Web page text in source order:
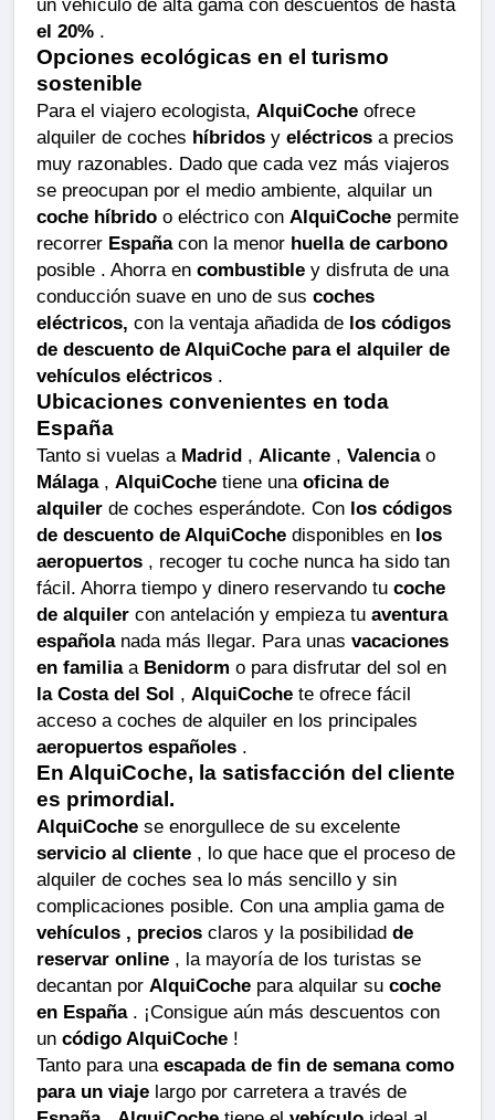
un vehículo de alta gama con descuentos de hasta
el 20% .
Opciones ecológicas en el turismo
sostenible
Para el viajero ecologista, AlquiCoche ofrece
alquiler de coches híbridos y eléctricos a precios
muy razonables. Dado que cada vez más viajeros
se preocupan por el medio ambiente, alquilar un
coche híbrido o eléctrico con AlquiCoche permite
recorrer Españacon la menor huella de carbono
posible . Ahorra en combustible y disfruta de una
conducción suave en uno de sus coches
eléctricos, con la ventaja añadida de los códigos
de descuento de AlquiCoche para el alquiler de
vehículos eléctricos .
Ubicaciones convenientes en toda
España
Tanto si vuelas a Madrid , Alicante , Valenciao
Málaga, AlquiCoche tiene una oficina de
alquiler de coches esperándote. Con los códigos
de descuento de AlquiCoche disponibles en los
aeropuertos , recoger tu coche nunca ha sido tan
fácil. Ahorra tiempo y dinero reservando tu coche
de alquiler con antelación y empieza tu aventura
españolanada más llegar. Para unas vacaciones
en familiaa Benidorm o para disfrutar del sol en
la Costa del Sol , AlquiCoche te ofrece fácil
acceso a coches de alquiler en los principales
aeropuertos españoles .
En AlquiCoche, la satisfacción del cliente
es primordial.
AlquiCoche se enorgullece de su excelente
servicio al cliente , lo que hace que el proceso de
alquiler de coches sea lo más sencillo y sin
complicaciones posible. Con una amplia gama de
vehículos , precios claros y la posibilidad de
reservar online , la mayoría de los turistas se
decantan por AlquiCoche para alquilar su coche
en España. ¡Consigue aún más descuentos con
un código AlquiCoche !
Tanto para una escapada de fin de semana como
para un viaje largo por carretera a través de